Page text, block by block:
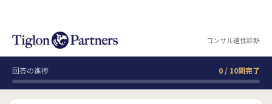
コンサル適性診断
回答の進捗 0 / 10問完了